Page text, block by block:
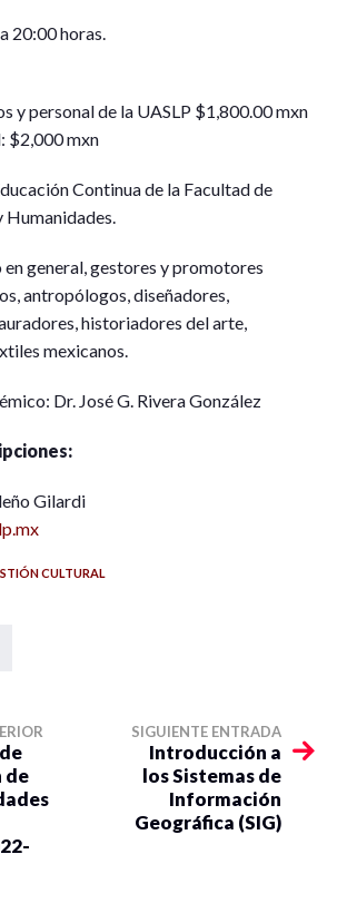
20:00 horas.
y personal de la UASLP $1,800.00 mxn
$2,000 mxn
Continua de la Facultad de
Humanidades.
general, gestores y promotores
antropólogos, diseñadores,
historiadores del arte,
mexicanos.
Dr. José G. Rivera González
Gilardi
CULTURAL
de
SIGUIENTE ENTRADA
Introducción a
los Sistemas de
Información
Geográfica (SIG)